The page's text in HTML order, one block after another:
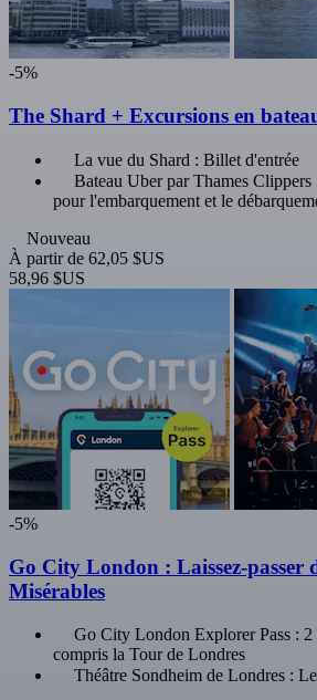
-5%
The Shard + Excursions en
La vue du Shard : Billet d'entrée
Bateau Uber par Thames Clippers
pour l'embarquement et le
Nouveau
À partir de 62,05 $US
58,96 $US
-5%
Go City London : Laissez-passer
Misérables
Go City London Explorer Pass : 2
compris la Tour de Londres
Théâtre Sondheim de Londres :